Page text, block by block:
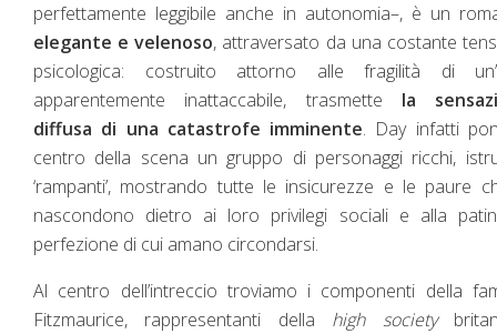
perfettamente leggibile anche in autonomia–, è un
elegante e velenoso, attraversato da una costante
psicologica: costruito attorno alle fragilità di un’
apparentemente inattaccabile, trasmette la
diffusa di una catastrofe imminente. Day infatti
centro della scena un gruppo di personaggi ricchi,
‘rampanti’, mostrando tutte le insicurezze e le paure
nascondono dietro ai loro privilegi sociali e alla
perfezione di cui amano circondarsi.
Al centro dell’intreccio troviamo i componenti della
Fitzmaurice, rappresentanti della high society